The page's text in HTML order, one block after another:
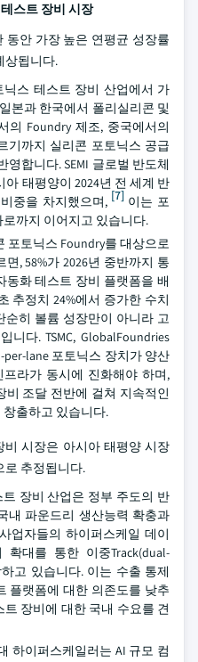
스트 장비 시장
동안 가장 높은 연평균 성장률
상됩니다.
스 테스트 장비 산업에서 가
본과 한국에서 폴리실리콘 및
의 Foundry 제조, 중국에서의
기까지 실리콘 포토닉스 공급
합니다. SEMI 글로벌 반도체
태평양이 2024년 전 세계 반
중을 차지했으며, [7]이는 포
까지 이어지고 있습니다.
포토닉스 Foundry를 대상으로
, 58%가 2026년 중반까지 통
화 테스트 장비 플랫폼을 배
추정치 24%에서 증가한 수치
순히 볼륨 성장만이 아니라 고
다. TSMC, GlobalFoundries
per-lane 포토닉스 장치가 양산
프라가 동시에 진화해야 하며,
조달 전반에 걸쳐 지속적인
출하고 있습니다.
시장은 아시아 태평양 시장
로 추정됩니다.
장비 산업은 정부 주도의 반
내 파운드리 생산능력 확충과
업자들의 하이퍼스케일 데이
대를 통한 이중Track(dual-
고 있습니다. 이는 수출 통제
플랫폼에 대한 의존도를 낮추
장비에 대한 국내 수요를 견
하이퍼스케일러는 AI 규모 컴